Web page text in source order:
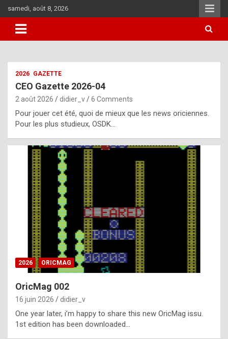
to
content
samedi, août 8, 2026
i
u
l
y
d
i
ff
i
l
t
2026 GAZETTE
CEO Gazette 2026-04
2 août 2026 didier_v 6 Comments
Pour jouer cet été, quoi de mieux que les news oriciennes.
Pour les plus studieux, OSDK…
2026 ORICMAG
OricMag 002
16 juin 2026 didier_v
One year later, i’m happy to share this new OricMag issu.
1st edition has been downloaded…